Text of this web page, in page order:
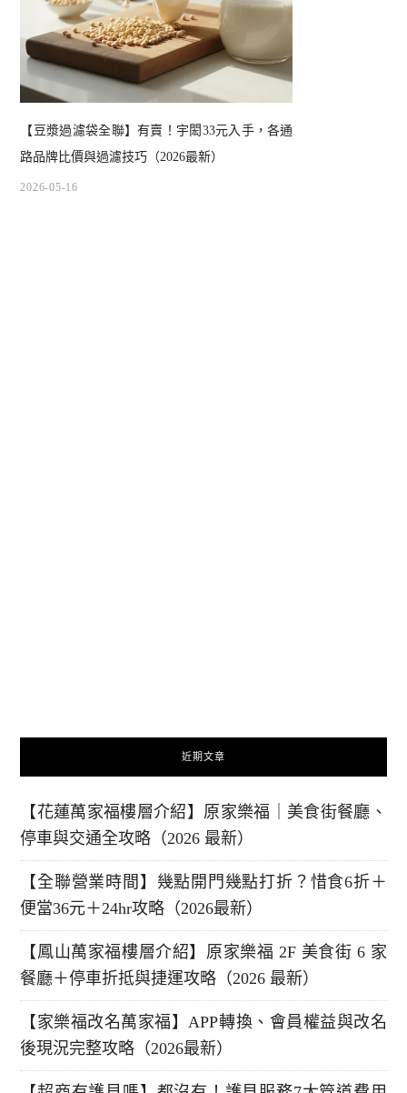
【豆漿過濾袋全聯】有賣！宇閎33元入手，各通
路品牌比價與過濾技巧（2026最新）
2026-05-16
近期文章
【花蓮萬家福樓層介紹】原家樂福｜美食街餐廳、
停車與交通全攻略（2026 最新）
【全聯營業時間】幾點開門幾點打折？惜食6折＋
便當36元＋24hr攻略（2026最新）
【鳳山萬家福樓層介紹】原家樂福 2F 美食街 6 家
餐廳＋停車折抵與捷運攻略（2026 最新）
【家樂福改名萬家福】APP轉換、會員權益與改名
後現況完整攻略（2026最新）